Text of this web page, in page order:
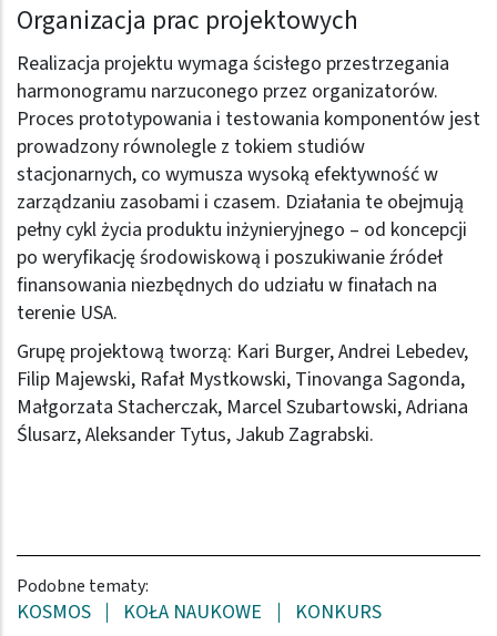
Organizacja prac projektowych
Realizacja projektu wymaga ścisłego przestrzegania
harmonogramu narzuconego przez organizatorów.
Proces prototypowania i testowania komponentów jest
prowadzony równolegle z tokiem studiów
stacjonarnych, co wymusza wysoką efektywność w
zarządzaniu zasobami i czasem. Działania te obejmują
pełny cykl życia produktu inżynieryjnego – od koncepcji
po weryfikację środowiskową i poszukiwanie źródeł
finansowania niezbędnych do udziału w finałach na
terenie USA.
Grupę projektową tworzą: Kari Burger, Andrei Lebedev,
Filip Majewski, Rafał Mystkowski, Tinovanga Sagonda,
Małgorzata Stacherczak, Marcel Szubartowski, Adriana
Ślusarz, Aleksander Tytus, Jakub Zagrabski.
Podobne tematy:
KOSMOS KOŁA NAUKOWE KONKURS